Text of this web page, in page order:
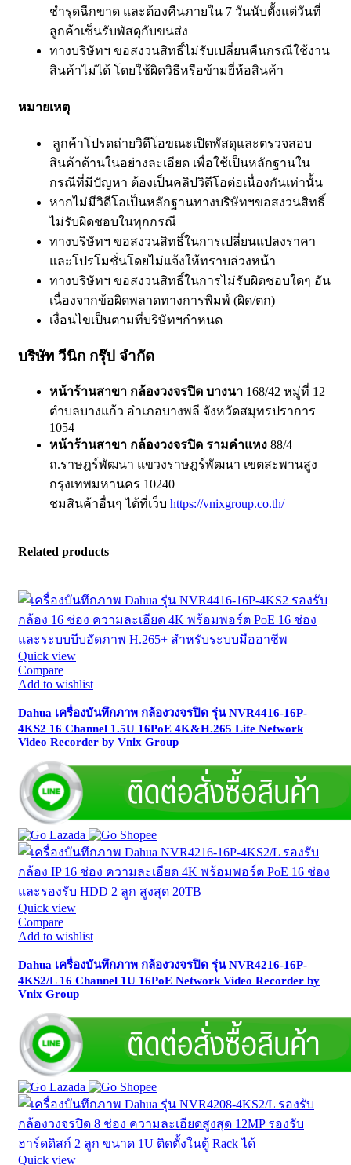
ชำรุดฉีกขาด และต้องคืนภายใน 7 วันนับตั้งแต่วันที่
ลูกค้าเซ็นรับพัสดุกับขนส่ง
ทางบริษัทฯ ขอสงวนสิทธิ์ไม่รับเปลี่ยนคืนกรณีใช้งาน
สินค้าไม่ได้ โดยใช้ผิดวิธีหรือข้ามยี่ห้อสินค้า
หมายเหตุ
ลูกค้าโปรดถ่ายวิดีโอขณะเปิดพัสดุและตรวจสอบ
สินค้าด้านในอย่างละเอียด เพื่อใช้เป็นหลักฐานใน
กรณีที่มีปัญหา ต้องเป็นคลิปวิดีโอต่อเนื่องกันเท่านั้น
หากไม่มีวิดีโอเป็นหลักฐานทางบริษัทฯขอสงวนสิทธิ์
ไม่รับผิดชอบในทุกกรณี
ทางบริษัทฯ ขอสงวนสิทธิ์ในการเปลี่ยนแปลงราคา
และโปรโมชั่นโดยไม่แจ้งให้ทราบล่วงหน้า
ทางบริษัทฯ ขอสงวนสิทธิ์ในการไม่รับผิดชอบใดๆ อัน
เนื่องจากข้อผิดพลาดทางการพิมพ์ (ผิด/ตก)
เงื่อนไขเป็นตามที่บริษัทฯกำหนด
บริษัท วีนิก กรุ๊ป จำกัด
หน้าร้านสาขา กล้องวงจรปิด บางนา 168/42 หมู่ที่ 12
ตำบลบางแก้ว อำเภอบางพลี จังหวัดสมุทรปราการ
1054
หน้าร้านสาขา กล้องวงจรปิด รามคำแหง 88/4
ถ.ราษฎร์พัฒนา แขวงราษฎร์พัฒนา เขตสะพานสูง
กรุงเทพมหานคร 10240
ชมสินค้าอื่นๆ ได้ที่เว็บ https://vnixgroup.co.th/
Related products
Quick view
Compare
Add to wishlist
Dahua เครื่องบันทึกภาพ กล้องวงจรปิด รุ่น NVR4416-16P-
4KS2 16 Channel 1.5U 16PoE 4K&H.265 Lite Network
Video Recorder by Vnix Group
Quick view
Compare
Add to wishlist
Dahua เครื่องบันทึกภาพ กล้องวงจรปิด รุ่น NVR4216-16P-
4KS2/L 16 Channel 1U 16PoE Network Video Recorder by
Vnix Group
Quick view